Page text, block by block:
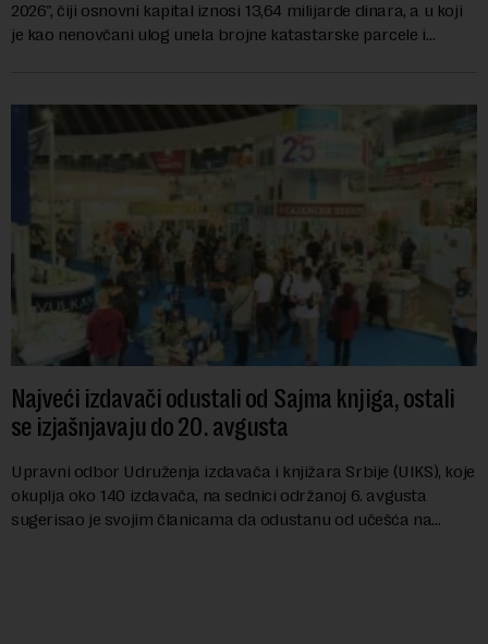
2026", čiji osnovni kapital iznosi 13,64 milijarde dinara, a u koji
je kao nenovčani ulog unela brojne katastarske parcele i
Najveći izdavači odustali od Sajma knjiga, ostali
se izjašnjavaju do 20. avgusta
Upravni odbor Udruženja izdavača i knjižara Srbije (UIKS), koje
okuplja oko 140 izdavača, na sednici održanoj 6. avgusta
sugerisao je svojim članicama da odustanu od učešća na